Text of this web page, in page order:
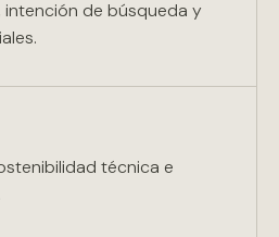
de búsqueda y
técnica e